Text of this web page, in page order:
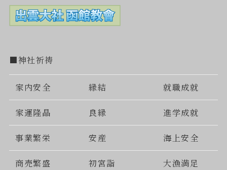
■神社祈祷
家内安全 縁結 就職成就
家運隆晶 良縁 進学成就
事業繁栄 安産 海上安全
商売繁盛 初宮詣 大漁満足